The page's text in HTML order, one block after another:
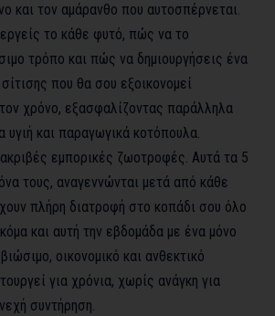
και τον αμάρανθο που αυτοσπέρνεται.
το κάθε φυτό, πώς να το
τρόπο και πώς να δημιουργήσεις ένα
που θα σου εξοικονομεί
χρόνο, εξασφαλίζοντας παράλληλα
υγιή και παραγωγικά κοτόπουλα.
εμπορικές ζωοτροφές. Αυτά τα 5
τους, αναγεννώνται μετά από κάθε
πλήρη διατροφή στο κοπάδι σου όλο
και αυτή την εβδομάδα με ένα μόνο
οικονομικό και ανθεκτικό
για χρόνια, χωρίς ανάγκη για
συντήρηση.